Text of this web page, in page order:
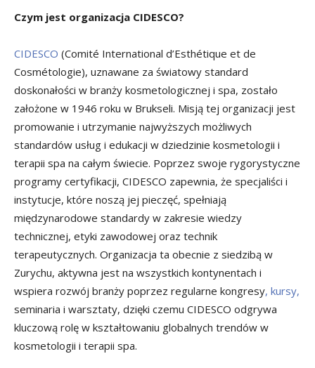
Czym jest organizacja CIDESCO?
CIDESCO (Comité International d’Esthétique et de
Cosmétologie), uznawane za światowy standard
doskonałości w branży kosmetologicznej i spa, zostało
założone w 1946 roku w Brukseli. Misją tej organizacji jest
promowanie i utrzymanie najwyższych możliwych
standardów usług i edukacji w dziedzinie kosmetologii i
terapii spa na całym świecie. Poprzez swoje rygorystyczne
programy certyfikacji, CIDESCO zapewnia, że specjaliści i
instytucje, które noszą jej pieczęć, spełniają
międzynarodowe standardy w zakresie wiedzy
technicznej, etyki zawodowej oraz technik
terapeutycznych. Organizacja ta obecnie z siedzibą w
Zurychu, aktywna jest na wszystkich kontynentach i
wspiera rozwój branży poprzez regularne kongresy, kursy,
seminaria i warsztaty, dzięki czemu CIDESCO odgrywa
kluczową rolę w kształtowaniu globalnych trendów w
kosmetologii i terapii spa.